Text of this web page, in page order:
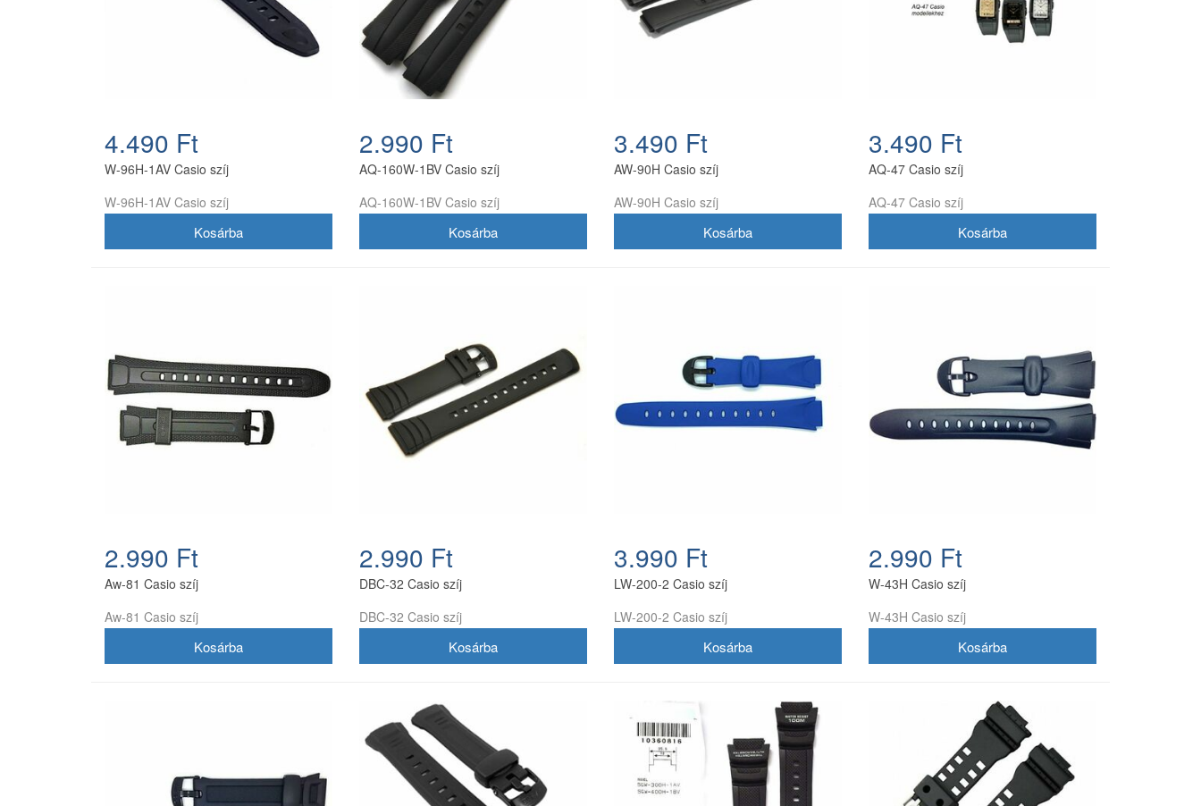
4.490 Ft
W-96H-1AV Casio szíj
W-96H-1AV Casio szíj
2.990 Ft
AQ-160W-1BV Casio szíj
AQ-160W-1BV Casio szíj
3.490 Ft
AW-90H Casio szíj
AW-90H Casio szíj
3.490 Ft
AQ-47 Casio szíj
AQ-47 Casio szíj
2.990 Ft
Aw-81 Casio szíj
Aw-81 Casio szíj
2.990 Ft
DBC-32 Casio szíj
DBC-32 Casio szíj
3.990 Ft
LW-200-2 Casio szíj
LW-200-2 Casio szíj
2.990 Ft
W-43H Casio szíj
W-43H Casio szíj